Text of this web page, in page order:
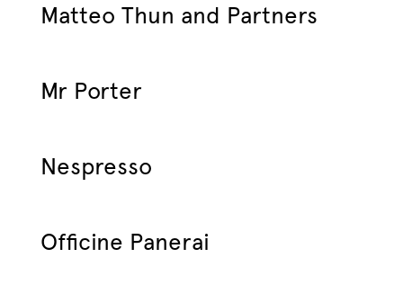
Matteo Thun and Partners
Mr Porter
Nespresso
Officine Panerai